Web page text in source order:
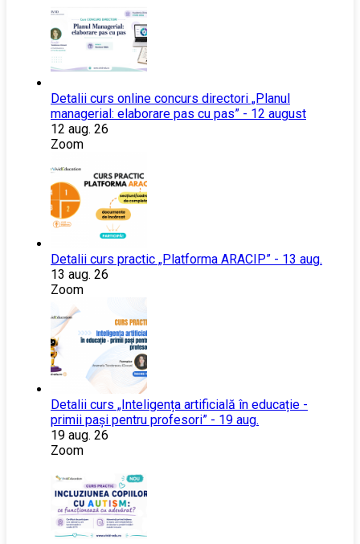
Detalii curs online concurs directori „Planul
managerial: elaborare pas cu pas” - 12 august
12 aug. 26
Zoom
Detalii curs practic „Platforma ARACIP” - 13 aug.
13 aug. 26
Zoom
Detalii curs „Inteligența artificială în educație -
primii pași pentru profesori” - 19 aug.
19 aug. 26
Zoom